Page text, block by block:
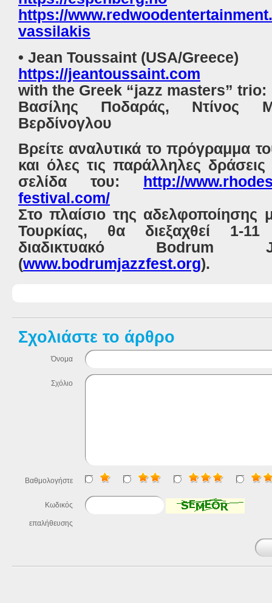
https://
vassilakis
• Jean Toussaint (USA/Greece)
https://jeantoussaint.com
with the Greek “jazz masters” trio:
Βασίλης Ποδαράς, Ντίνος
Βερδίνογλου
Βρείτε αναλυτικά το πρόγραμμα
και όλες τις παράλληλες
σελίδα του: http://
festival.com/
Στο πλαίσιο της αδελφοποίησης
Τουρκίας, θα διεξαχθεί 1-
διαδικτυακό Bodrum
(www.bodrumjazzfest.org).
Σχολιάστε το άρθρο
Όνομα
Σχόλιο
Βαθμολογήστε
Κωδικός
επαλήθευσης